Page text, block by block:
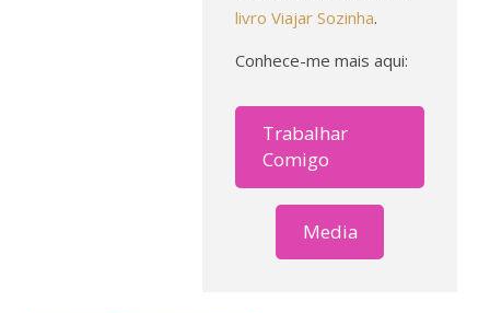
livro Viajar Sozinha.
Conhece-me mais aqui:
Trabalhar
Comigo
Media